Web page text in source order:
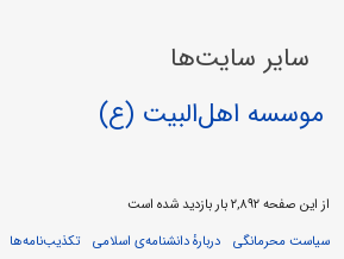
سایر سایت‌ها
موسسه اهل‌البیت (ع)
از این صفحه ۲,۸۹۲ بار بازدید شده است
سیاست محرمانگی
دربارهٔ دانشنامه‌ی اسلامی تکذیب‌نامه‌ها